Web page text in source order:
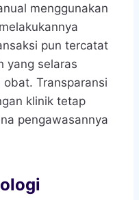
menggunakan
pun tercatat
yang selaras
Transparansi
klinik tetap
pengawasannya